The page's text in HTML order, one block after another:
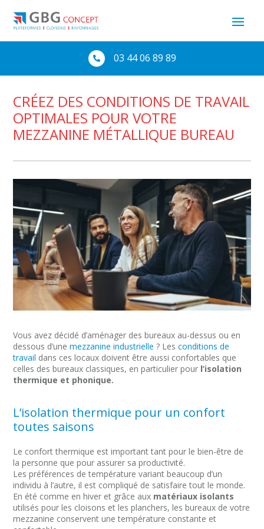
 03 44 06 89 89
CRÉEZ DES CONDITIONS DE TRAVAIL
OPTIMALES POUR VOTRE
MEZZANINE MÉTALLIQUE BUREAU
Vous avez décidé d’aménager des bureaux au-dessus ou en
dessous d’unemezzanine industrielle ? Lesconditions de
travail dans ces locaux doivent être aussi confortables que
celles des bureaux classiques, en particulier pour l’isolation
thermique et phonique.
L’isolation thermique pour un confort
toutes saisons
Le confort thermique est important tant pour le bien-être de
la personne que pour assurer sa productivité.
Les préférences de température variant beaucoup d’un
individu à l’autre, il est compliqué de satisfaire tout le monde.
En été comme en hiver et grâce aux matériaux isolants
utilisés pour les cloisons et les planchers, les bureaux de votre
mezzanine conservent une température constante et